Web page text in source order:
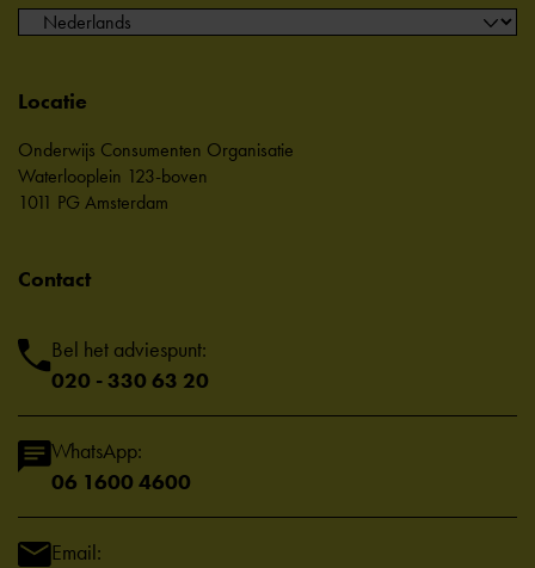
Locatie
Onderwijs Consumenten Organisatie
Waterlooplein 123-boven
1011 PG Amsterdam
Contact
Bel het adviespunt:
020 - 330 63 20
WhatsApp:
06 1600 4600
Email: